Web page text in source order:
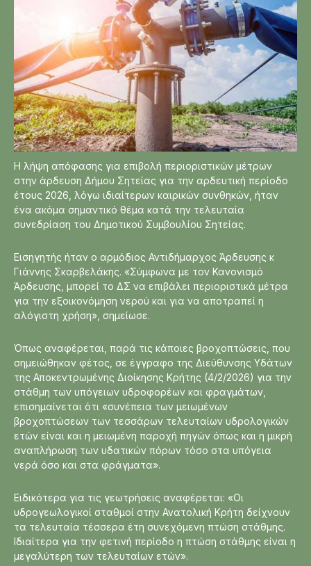
Η λήψη απόφασης για επιβολή περιοριστικών μέτρων
στην άρδευση Δήμου Σητείας για την αρδευτική περίοδο
έτους 2026, λόγω ιδιαίτερων καιρικών συνθηκών, ήταν
ένα ακόμα σημαντικό θέμα κατά την τελευταία
συνεδρίαση του Δημοτικού Συμβουλίου Σητείας.
Εισηγητής ήταν ο αρμόδιος Αντιδήμαρχος Άρδευσης κ
Γιάννης Σκαρβελάκης. «Σύμφωνα με τον Κανονισμό
Άρδευσης, μπορεί το ΔΣ να επιβάλει περιοριστικά μέτρα
για την εξοικονόμηση νερού και για να αποτραπεί η
αλόγιστη χρήση», σημείωσε.
Όπως αναφέρεται, παρά τις κάποιες βροχοπτώσεις, που
σημειώθηκαν φέτος, σε έγγραφο της Διεύθυνσης Υδάτων
της Αποκεντρωμένης Διοίκησης Κρήτης (4/2/2026) για την
στάθμη των υπόγειων υδροφορέων και φραγμάτων,
επισημαίνεται ότι «συνέπεια των μειωμένων
βροχοπτώσεων των τεσσάρων τελευταίων υδρολογικών
ετών είναι και η μειωμένη παροχή πηγών όπως και η μικρή
αναπλήρωση των υδατικών πόρων τόσο στα υπόγεια
νερά όσο και στα φράγματα».
Ειδικότερα για τις γεωτρήσεις αναφέρεται: «Οι
υδρογεωλογικοί σταθμοί στην Ανατολική Κρήτη δείχνουν
τα τελευταία τέσσερα έτη συνεχόμενη πτώση στάθμης.
Ιδιαίτερα για την φετινή περίοδο η πτώση στάθμης είναι η
μεγαλύτερη των τελευταίων ετών».